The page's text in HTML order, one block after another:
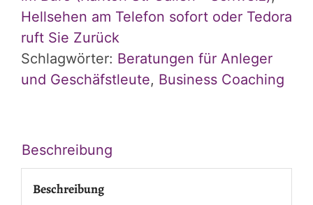
Hellsehen am Telefon sofort oder Tedora
ruft Sie Zurück
Schlagwörter: Beratungen für Anleger
und Geschäfstleute, Business Coaching
Beschreibung
Beschreibung